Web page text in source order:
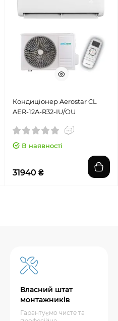
Кондиціонер Aerostar CL
AER-12A-R32-IU/OU
В наявності
31940 ₴
Власний штат
монтажників
Гарантуємо чисте та